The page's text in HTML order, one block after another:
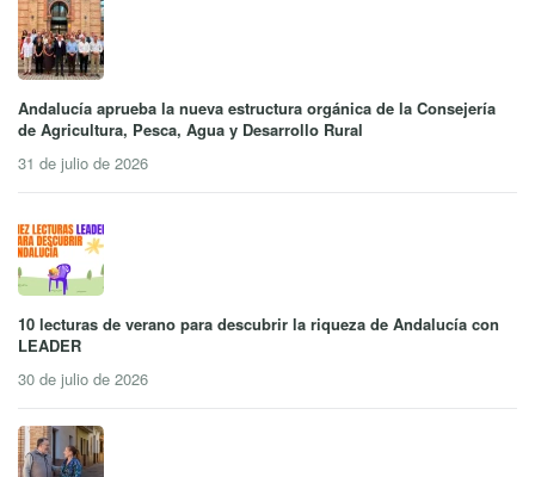
Andalucía aprueba la nueva estructura orgánica de la Consejería
de Agricultura, Pesca, Agua y Desarrollo Rural
31 de julio de 2026
10 lecturas de verano para descubrir la riqueza de Andalucía con
LEADER
30 de julio de 2026